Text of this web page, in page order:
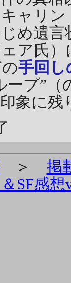
ャリ
め遺
ア氏
手回し
ープ”
象に残
＞ 掲
SF感想